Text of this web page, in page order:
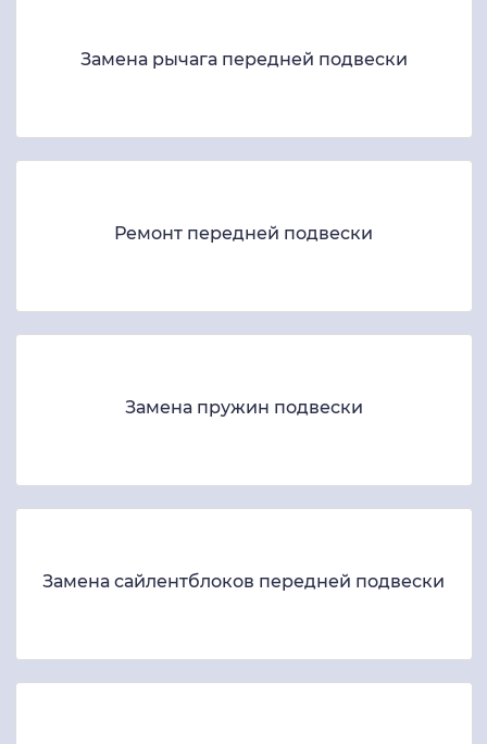
Замена рычага передней подвески
Ремонт передней подвески
Замена пружин подвески
Замена сайлентблоков передней подвески